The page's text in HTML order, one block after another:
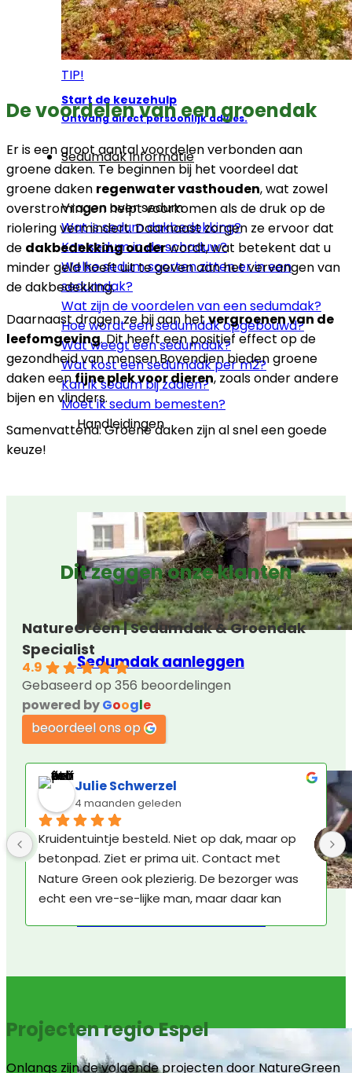
TIP!
Start de keuzehulp
Ontvang direct persoonlijk advies.
Sedumdak informatie
Vragen over sedum
Wat is sedum dakbedekking?
Kan sedum in de schaduw?
Welke sedum soorten zitten er in een
sedumdak?
Wat zijn de voordelen van een sedumdak?
Hoe wordt een sedumdak opgebouwd?
Wat weegt een sedumdak?
Wat kost een sedumdak per m2?
Kan ik sedum bij zaaien?
Moet ik sedum bemesten?
Handleidingen
Sedumdak aanleggen
Sedumdak onderhouden
De voordelen van een groendak
Er is een groot aantal voordelen verbonden aan
groene daken. Te beginnen bij het voordeel dat
groene daken regenwater vasthouden, wat zowel
overstromingen helpt voorkomen als de druk op de
riolering vermindert. Daarnaast zorgen ze ervoor dat
de dakbedekking ouderwordt, wat betekent dat u
minder geld hoeft uit te geven aan het vervangen van
de dakbedekking.
Daarnaast dragen ze bij aan hetvergroenen van de
leefomgeving. Dit heeft een positief effect op de
gezondheid van mensen.Bovendien bieden groene
daken eenfijne plek voor dieren, zoals onder andere
bijen en vlinders.
Samenvattend: Groene daken zijn al snel een goede
keuze!
Dit zeggen onze klanten
NatureGreen | Sedumdak & Groendak
Specialist
4.9
Gebaseerd op 356 beoordelingen
powered byGoogle
beoordeel ons op
Julie Schwerzel
4 maanden geleden
Kruidentuintje besteld. Niet op dak, maar op
betonpad. Ziet er prima uit. Contact met
Nature Green ook plezierig. De bezorger was
echt een vre-se-lijke man, maar daar kan
Projecten regio Espel
Onlangs zijn de volgende projecten door NatureGreen